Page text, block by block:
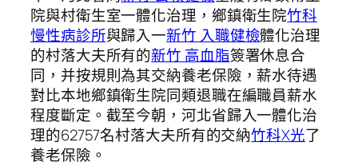
院與村衛生室一體化治理，鄉鎮衛生院竹科
慢性病診所與歸入一新竹 入職健檢體化治理
的村落大夫所有的新竹 高血脂簽署休息合
同，并按規則為其交納養老保險，薪水待遇
對比本地鄉鎮衛生院同類退職在編職員薪水
程度斷定。截至今朝，河北省歸入一體化治
理的62757名村落大夫所有的交納竹科X光了
養老保險。